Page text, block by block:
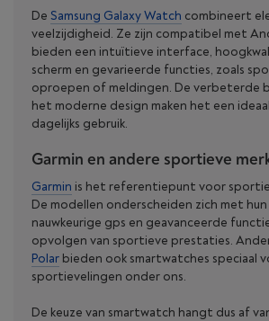
De Samsung Galaxy Watch combineert
veelzijdigheid. Ze zijn compatibel met
bieden een intuïtieve interface,
scherm en gevarieerde functies, zoals
oproepen of meldingen. De verbeterde
het moderne design maken het een
dagelijks gebruik.
Garmin en andere sportieve
Garmin is het referentiepunt voor
De modellen onderscheiden zich met
nauwkeurige gps en geavanceerde
opvolgen van sportieve prestaties.
Polar bieden ook smartwatches speciaal
sportievelingen onder ons.
De keuze van smartwatch hangt dus af